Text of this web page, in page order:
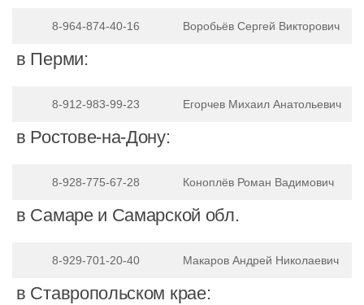
8-964-874-40-16 Воробьёв Сергей Викторович
в Перми:
8-912-983-99-23 Егорчев Михаил Анатольевич
в Ростове-на-Дону:
8-928-775-67-28 Коноплёв Роман Вадимович
в Самаре и Самарской обл.
8-929-701-20-40 Макаров Андрей Николаевич
в Ставропольском крае: